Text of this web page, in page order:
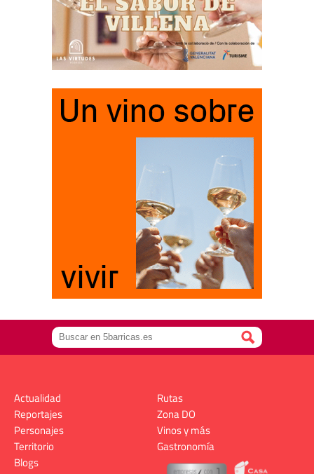
Actualidad
Reportajes
Personajes
Territorio
Rutas
Zona DO
Vinos y más
Gastronomía
Blogs